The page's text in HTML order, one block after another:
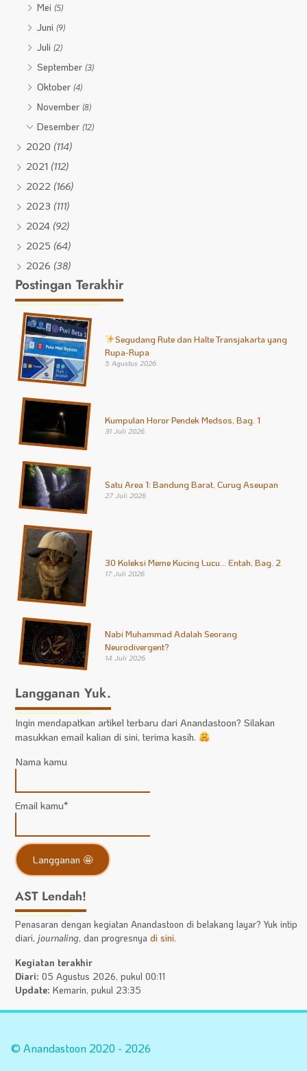
Mei(5)
Juni(9)
Juli(2)
September(3)
Oktober(4)
November(8)
Desember(12)
2020 (114)
2021 (112)
2022 (166)
2023 (111)
2024 (92)
2025 (64)
2026 (38)
Postingan Terakhir
Segudang Rute dan Halte Transjakarta yang
Rupa-Rupa
5 Agustus 2026
Kumpulan Horor Pendek Medsos, Bag. 1
31 Juli 2026
Satu Area 1: Bandung Barat, Curug Aseupan
27 Juli 2026
30 Koleksi Meme Kucing Lucu… Entah, Bag. 2
17 Juli 2026
Nabi Muhammad Adalah Seorang
Neurodivergent?
14 Juli 2026
Langganan Yuk.
Ingin mendapatkan artikel terbaru dari Anandastoon? Silakan
masukkan email kalian di sini, terima kasih.
Nama kamu
Email kamu*
AST Lendah!
Penasaran dengan kegiatan Anandastoon di belakang layar? Yuk intip
diari, journaling, dan progresnyadi sini.
Kegiatan terakhir
Diari:05 Agustus 2026, pukul 00:11
Update:Kemarin, pukul 23:35
Statistik
© Anandastoon 2020 - 2026